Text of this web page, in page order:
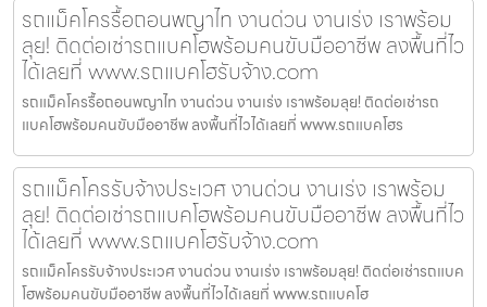
รถแม็คโครรื้อถอนพญาไท งานด่วน งานเร่ง เราพร้อม
ลุย! ติดต่อเช่ารถแบคโฮพร้อมคนขับมืออาชีพ ลงพื้นที่ไว
ได้เลยที่ www.รถแบคโฮรับจ้าง.com
รถแม็คโครรื้อถอนพญาไท งานด่วน งานเร่ง เราพร้อมลุย! ติดต่อเช่ารถ
แบคโฮพร้อมคนขับมืออาชีพ ลงพื้นที่ไวได้เลยที่ www.รถแบคโฮร
รถแม็คโครรับจ้างประเวศ งานด่วน งานเร่ง เราพร้อม
ลุย! ติดต่อเช่ารถแบคโฮพร้อมคนขับมืออาชีพ ลงพื้นที่ไว
ได้เลยที่ www.รถแบคโฮรับจ้าง.com
รถแม็คโครรับจ้างประเวศ งานด่วน งานเร่ง เราพร้อมลุย! ติดต่อเช่ารถแบค
โฮพร้อมคนขับมืออาชีพ ลงพื้นที่ไวได้เลยที่ www.รถแบคโฮ